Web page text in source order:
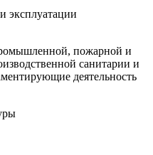
эксплуатации
пожарной и
санитарии и
деятельность